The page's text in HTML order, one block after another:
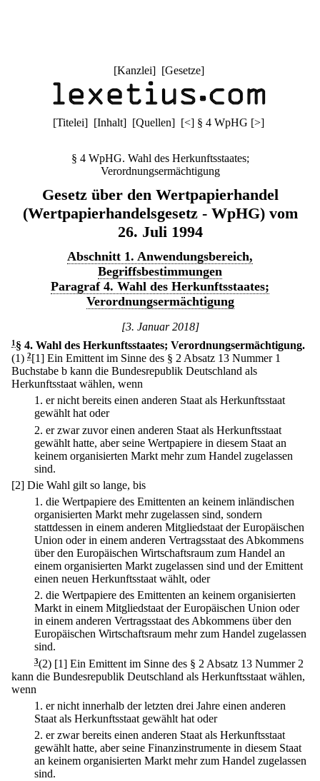
[Kanzlei] [Gesetze]
[Titelei] [Inhalt] [Quellen] [<] § 4 WpHG [>]
§ 4 WpHG. Wahl des Herkunftsstaates;
Verordnungsermächtigung
Gesetz über den Wertpapierhandel
(Wertpapierhandelsgesetz - WpHG) vom
26. Juli 1994
Abschnitt 1. Anwendungsbereich,
Begriffsbestimmungen
Paragraf 4. Wahl des Herkunftsstaates;
Verordnungsermächtigung
[3. Januar 2018]
1 § 4. Wahl des Herkunftsstaates; Verordnungsermächtigung.
(1) 2[1] Ein Emittent im Sinne des § 2 Absatz 13 Nummer 1
Buchstabe b kann die Bundesrepublik Deutschland als
Herkunftsstaat wählen, wenn
1. er nicht bereits einen anderen Staat als Herkunftsstaat
gewählt hat oder
2. er zwar zuvor einen anderen Staat als Herkunftsstaat
gewählt hatte, aber seine Wertpapiere in diesem Staat an
keinem organisierten Markt mehr zum Handel zugelassen
sind.
[2] Die Wahl gilt so lange, bis
1. die Wertpapiere des Emittenten an keinem inländischen
organisierten Markt mehr zugelassen sind, sondern
stattdessen in einem anderen Mitgliedstaat der Europäischen
Union oder in einem anderen Vertragsstaat des Abkommens
über den Europäischen Wirtschaftsraum zum Handel an
einem organisierten Markt zugelassen sind und der Emittent
einen neuen Herkunftsstaat wählt, oder
2. die Wertpapiere des Emittenten an keinem organisierten
Markt in einem Mitgliedstaat der Europäischen Union oder
in einem anderen Vertragsstaat des Abkommens über den
Europäischen Wirtschaftsraum mehr zum Handel zugelassen
sind.
3(2) [1] Ein Emittent im Sinne des § 2 Absatz 13 Nummer 2
kann die Bundesrepublik Deutschland als Herkunftsstaat wählen,
wenn
1. er nicht innerhalb der letzten drei Jahre einen anderen
Staat als Herkunftsstaat gewählt hat oder
2. er zwar bereits einen anderen Staat als Herkunftsstaat
gewählt hatte, aber seine Finanzinstrumente in diesem Staat
an keinem organisierten Markt mehr zum Handel zugelassen
sind.